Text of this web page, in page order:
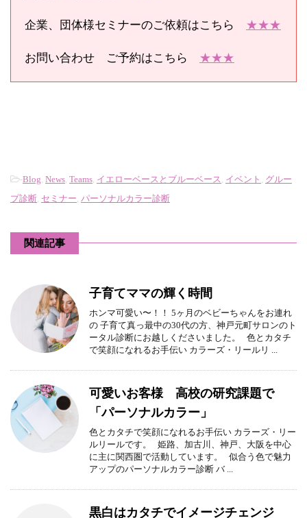
企業、団体様セミナーのご依頼はこちら ★★★
お問い合わせ ご予約はこちら ★★★
-Blog, News, Teams, イエローベースとブルーベース , イベント , グルー
プ診断, セミナー, パーソナルカラー診断
関連記事
子育てママの輝く時間
ホンマ可愛い〜！！ 5ヶ月のベビーちゃんをお連れ
の 子育て真っ最中の30代の方、神戸元町サロンのト
ータル診断にお越しくださいました。 色とカタチ
で笑顔になれるお手伝い カラーズ・リールリ ...
可愛いお客様 高校の研究課題で
「パーソナルカラー」
色とカタチで笑顔になれるお手伝い カラーズ・リー
ルリールです。 姫路、加古川、神戸、大阪を中心
に主に関西圏で活動しています。 似合う色で魅力
アップのパーソナルカラー診断 バ ...
黒白はカタチでイメージチェンジ